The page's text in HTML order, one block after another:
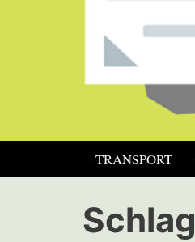
content
TRANSPORT